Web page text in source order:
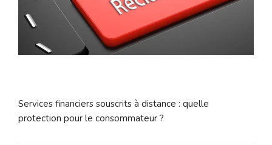
Services financiers souscrits à distance : quelle
protection pour le consommateur ?